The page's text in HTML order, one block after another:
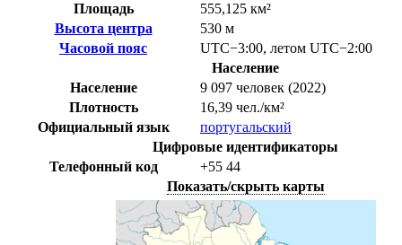
Площадь
555,125 км²
Высота центра
530 м
Часовой пояс
UTC−3:00, летом UTC−2:00
Население
Население
9 097 человек (2022)
Плотность
16,39 чел./км²
Официальный язык
португальский
Цифровые идентификаторы
Телефонный код
+55 44
Показать/скрыть карты